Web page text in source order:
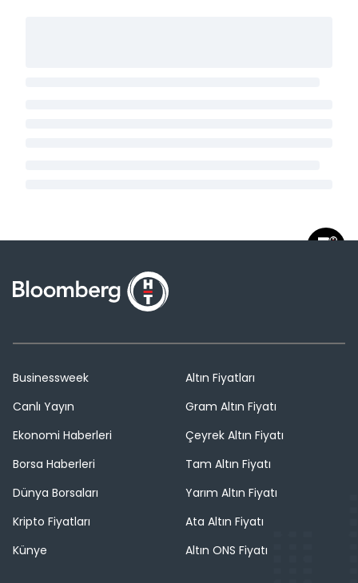
Businessweek
Canlı Yayın
Ekonomi Haberleri
Borsa Haberleri
Dünya Borsaları
Kripto Fiyatları
Künye
Altın Fiyatları
Gram Altın Fiyatı
Çeyrek Altın Fiyatı
Tam Altın Fiyatı
Yarım Altın Fiyatı
Ata Altın Fiyatı
Altın ONS Fiyatı